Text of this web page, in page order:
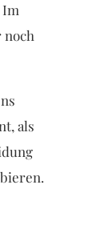
als